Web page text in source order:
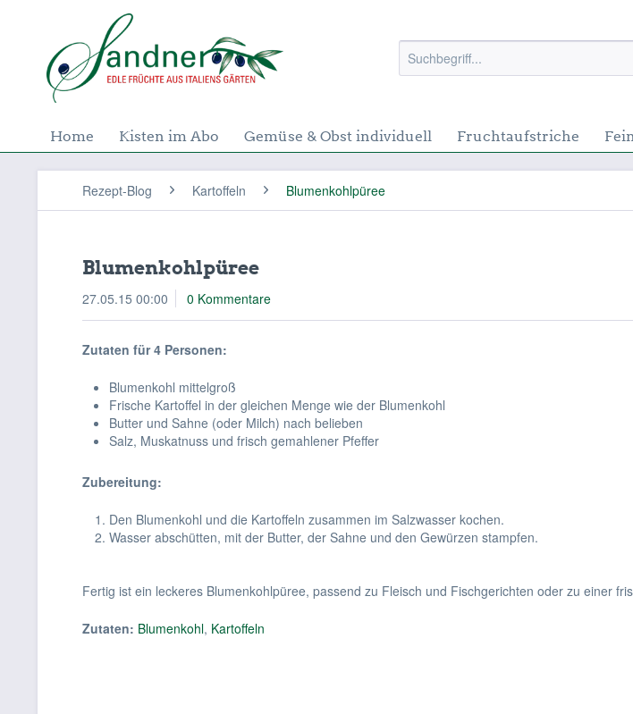
Home Kisten im Abo Gemüse & Obst individuell Fruchtaufstriche
Rezept-Blog Kartoffeln Blumenkohlpüree
Blumenkohlpüree
27.05.15 00:00 0 Kommentare
Zutaten für 4 Personen:
Blumenkohl mittelgroß
Frische Kartoffel in der gleichen Menge wie der Blumenkohl
Butter und Sahne (oder Milch) nach belieben
Salz, Muskatnuss und frisch gemahlener Pfeffer
Zubereitung:
Den Blumenkohl und die Kartoffeln zusammen im Salzwasser kochen.
Wasser abschütten, mit der Butter, der Sahne und den Gewürzen stampfen.
Fertig ist ein leckeres Blumenkohlpüree, passend zu Fleisch und Fischgerichten oder zu einer
Zutaten: Blumenkohl, Kartoffeln